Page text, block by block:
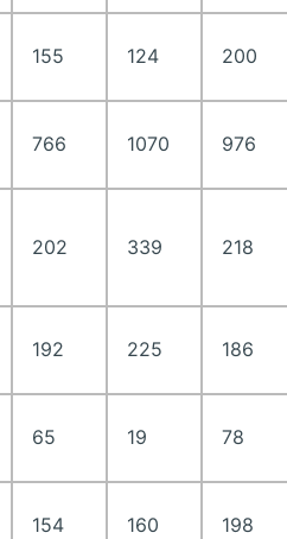
155 124 200
766 1070 976
202 339 218
192 225 186
65 19 78
154 160 198